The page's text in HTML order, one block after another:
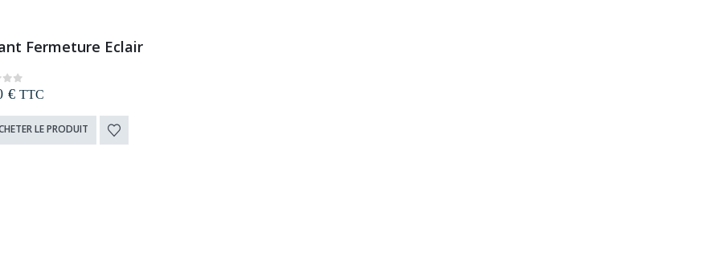
Fermeture Eclair
of 5
€ TTC
LE PRODUIT